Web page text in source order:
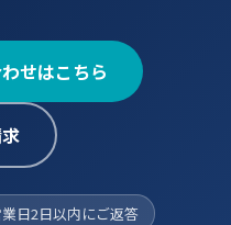
せはこちら
日2日以内にご返答